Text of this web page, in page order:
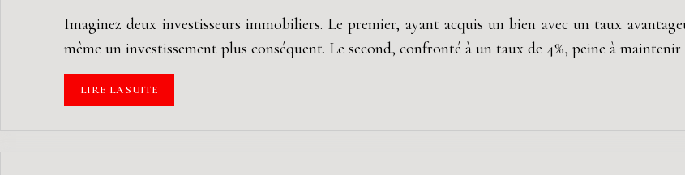
Imaginez deux investisseurs immobiliers. Le premier, ayant acquis un bien avec un taux
même un investissement plus conséquent. Le second, confronté à un taux de 4%, peine à
LIRE LA SUITE